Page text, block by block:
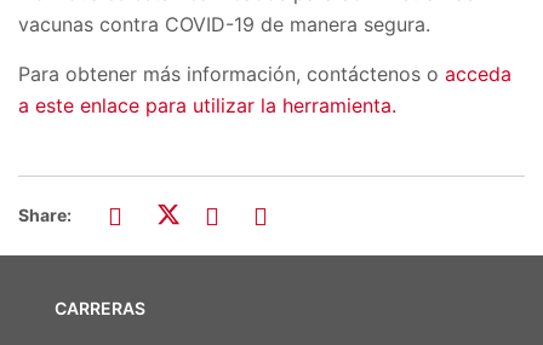
vacunas contra COVID-19 de manera segura.
Para obtener más información, contáctenos o acceda
a este enlace para utilizar la herramienta.
Share:
CARRERAS